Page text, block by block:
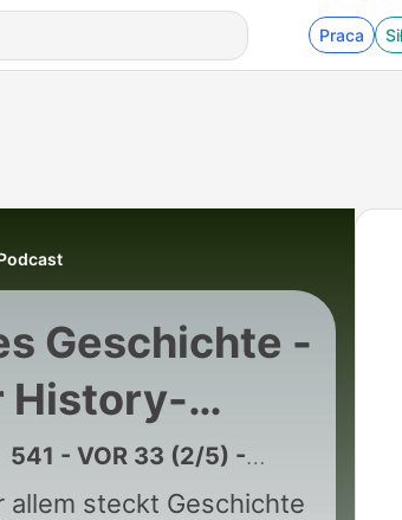
Praca
Geschichte -
History-
541 - VOR 33 (2/5) - Warum Luise Hitler wählt
allem steckt Geschichte